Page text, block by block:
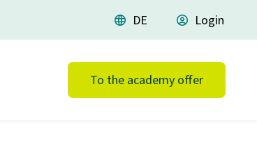
language DE account_circle Login
To the academy offer